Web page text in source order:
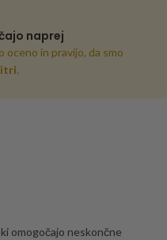
naprej
oceno in pravijo, da smo
.
omogočajo neskončne